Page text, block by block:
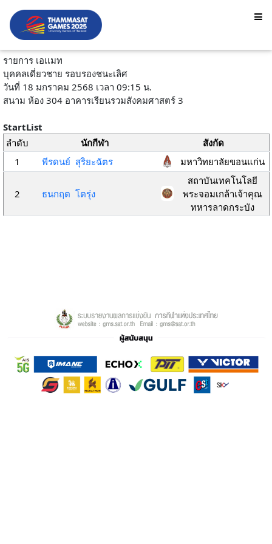
รายการ เอเเมท
บุคคลเดี่ยวชาย รอบรองชนะเลิศ
วันที่ 18 มกราคม 2568 เวลา 09:15 น.
สนาม ห้อง 304 อาคารเรียนรวมสังคมศาสตร์ 3
StartList
ลำดับ
นักกีฬา
สังกัด
1
พีรดนย์ สุริยะฉัตร มหาวิทยาลัยขอนแก่น
2 ธนกฤต โตรุ่ง
สถาบันเทคโนโลยี
พระจอมเกล้าเจ้าคุณ
ทหารลาดกระบัง